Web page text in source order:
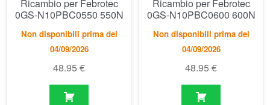
Ricambio per Febrotec
0GS-N10PBC0550 550N
Non disponibili prima del
04/09/2026
48.95 €
Ricambio per Febrotec
0GS-N10PBC0600 600N
Non disponibili prima del
04/09/2026
48.95 €